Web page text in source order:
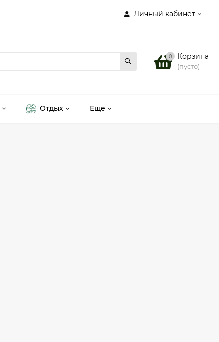
Личный кабинет
0 Корзина
(пусто)
Отдых Еще